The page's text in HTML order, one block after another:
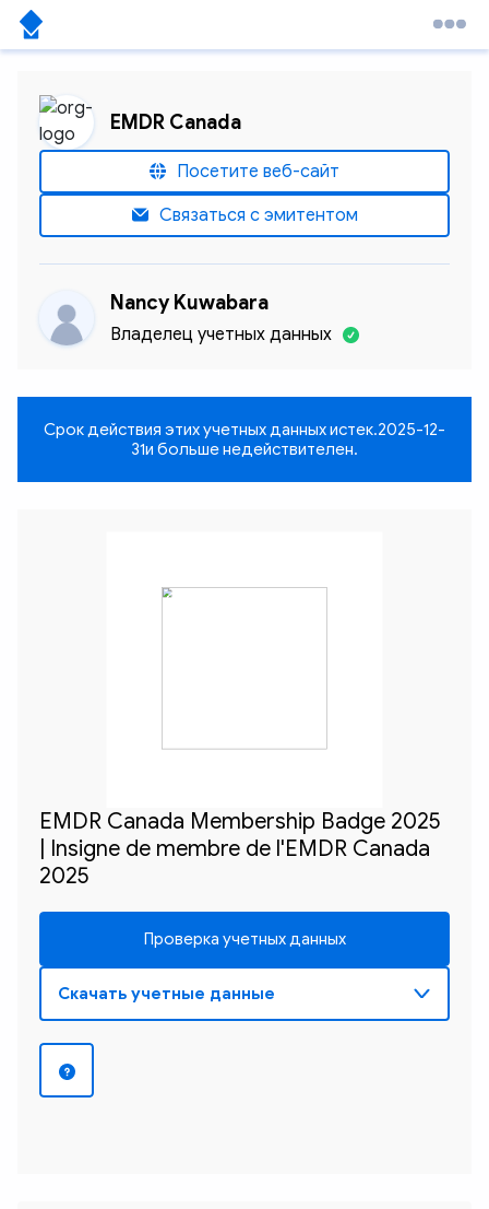
EMDR Canada
Посетите веб-сайт
Связаться с эмитентом
Nancy Kuwabara
Владелец учетных данных
Срок действия этих учетных данных истек.2025-12-
31и больше недействителен.
EMDR Canada Membership Badge 2025
| Insigne de membre de l'EMDR Canada
2025
Проверка учетных данных